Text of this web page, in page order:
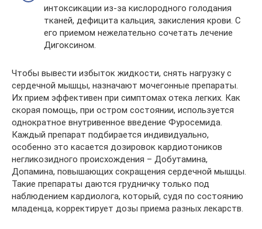
интоксикации из-за кислородного голодания
тканей, дефицита кальция, закисления крови. С
его приемом нежелательно сочетать лечение
Дигоксином.
Чтобы вывести избыток жидкости, снять нагрузку с
сердечной мышцы, назначают мочегонные препараты.
Их прием эффективен при симптомах отека легких. Как
скорая помощь, при остром состоянии, используется
однократное внутривенное введение Фуросемида.
Каждый препарат подбирается индивидуально,
особенно это касается дозировок кардиотоников
негликозидного происхождения – Добутамина,
Допамина, повышающих сокращения сердечной мышцы.
Такие препараты даются грудничку только под
наблюдением кардиолога, который, судя по состоянию
младенца, корректирует дозы приема разных лекарств.